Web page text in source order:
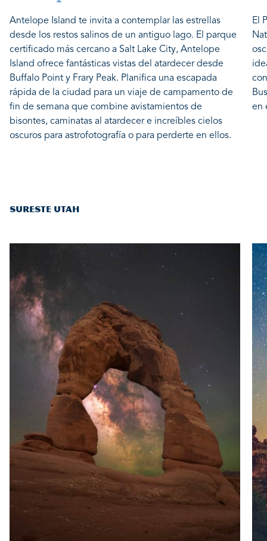
Antelope Island te invita a contemplar las estrellas
desde los restos salinos de un antiguo lago. El parque
certificado más cercano a Salt Lake City, Antelope
Island ofrece fantásticas vistas del atardecer desde
Buffalo Point y Frary Peak. Planifica una escapada
rápida de la ciudad para un viaje de campamento de
fin de semana que combine avistamientos de
bisontes, caminatas al atardecer e increíbles cielos
oscuros para astrofotografía o para perderte en ellos.
El
en
SURESTE UTAH